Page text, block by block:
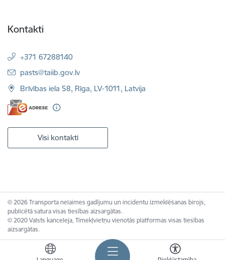
Kontakti
+371 67288140
E-pasts:
pasts@taiib.gov.lv
Brīvības iela 58, Rīga, LV-1011, Latvija
Visi kontakti
© 2026 Transporta nelaimes gadījumu un incidentu izmeklēšanas birojs,
publicētā satura visas tiesības aizsargātas.
© 2020 Valsts kanceleja, Tīmekļvietņu vienotās platformas visas tiesības
aizsargātas.